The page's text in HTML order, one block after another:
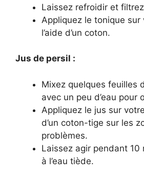
Laissez refroidir et filtrez
Appliquez le tonique sur
l’aide d’un coton.
Jus de persil :
Mixez quelques feuilles
avec un peu d’eau pour
Appliquez le jus sur
d’un coton-tige sur les
problèmes.
Laissez agir pendant 10
à l’eau tiède.